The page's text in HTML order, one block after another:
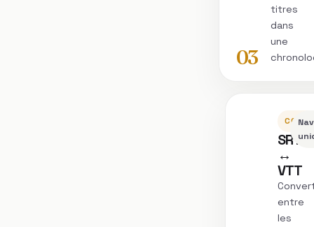
03
titres
dans
une
SRT
↔
VTT
entre
les